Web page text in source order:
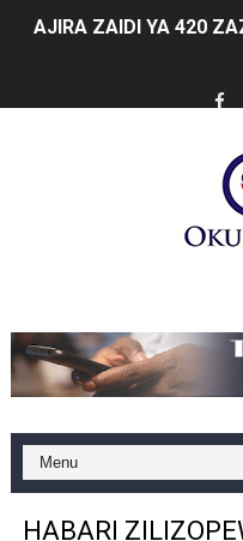
AJIRA ZAIDI YA 420
KILA KILO
HABARI ZILIZOPEWA
FCC YAIMARISHA
Prof. Kabudi ahimiza
MTWALE AITAKA
HABARI